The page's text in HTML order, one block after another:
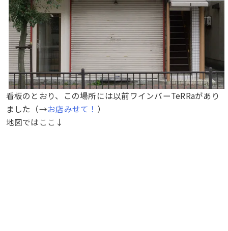
看板のとおり、この場所には以前ワインバーTeRRaがあり
ました（→お店みせて！ ）
地図ではここ↓